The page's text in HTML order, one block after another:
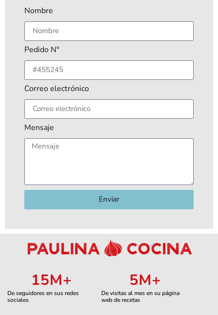
Nombre
Pedido N°
Correo electrónico
Mensaje
Enviar
De seguidores en sus redes
sociales
15M+
De visitas al mes en su página
web de recetas
5M+